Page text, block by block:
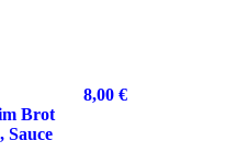
8,00 €
Brot